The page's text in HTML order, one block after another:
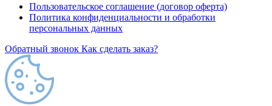
Пользовательское соглашение (договор оферта)
Политика конфиденциальности и обработки
персональных данных
Обратный звонок Как сделать заказ?